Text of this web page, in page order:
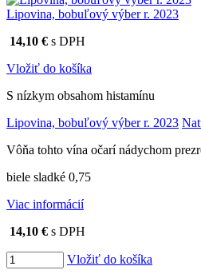
Lipovina, bobuľový výber r. 2023
14,10 € s DPH
Vložiť do košíka
S nízkym obsahom histamínu
Lipovina, bobuľový výber r. 2023
Vôňa tohto vína očarí nádychom
biele sladké 0,75
Viac informácií
14,10 € s DPH
Vložiť do košíka